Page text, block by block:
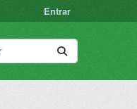
Entrar